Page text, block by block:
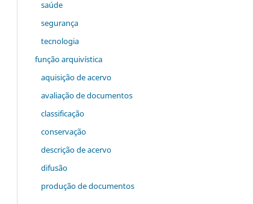
saúde
segurança
tecnologia
função arquivística
aquisição de acervo
avaliação de documentos
classificação
conservação
descrição de acervo
difusão
produção de documentos